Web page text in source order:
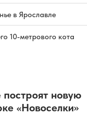
в Ярославле
10-метрового кота
новую
«Новоселки»